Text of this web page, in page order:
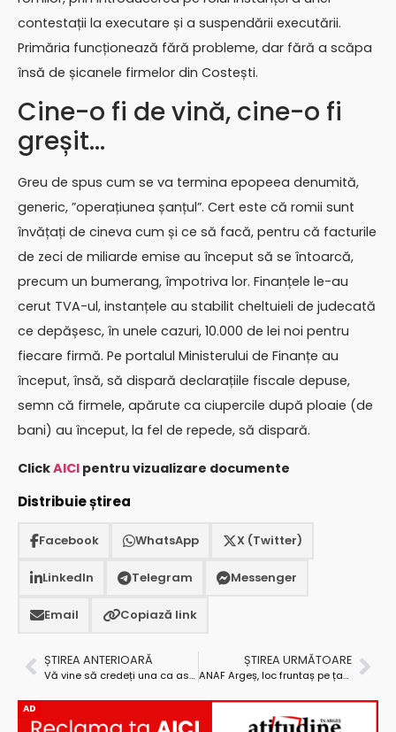
contestații la executare și a suspendării executării.
Primăria funcționează fără probleme, dar fără a scăpa
însă de șicanele firmelor din Costești.
Cine-o fi de vină, cine-o fi
greșit…
Greu de spus cum se va termina epopeea denumită,
generic, ”operațiunea șanțul”. Cert este că romii sunt
învățați de cineva cum și ce să facă, pentru că facturile
de zeci de miliarde emise au început să se întoarcă,
precum un bumerang, împotriva lor. Finanțele le-au
cerut TVA-ul, instanțele au stabilit cheltuieli de judecată
ce depășesc, în unele cazuri, 10.000 de lei noi pentru
fiecare firmă. Pe portalul Ministerului de Finanțe au
început, însă, să dispară declarațiile fiscale depuse,
semn că firmele, apărute ca ciupercile după ploaie (de
bani) au început, la fel de repede, să dispară.
ClickAICI pentru vizualizare documente
Distribuie știrea
Facebook WhatsApp X (Twitter)
LinkedIn Telegram Messenger
Email Copiază link
ȘTIREA ANTERIOARĂ
Vă vine să credeți una ca asta? CNANDR licitează pentru servicii de consultanță în vederea concesionării spațiilor de servicii de pe Autostrada Pitești-Sibiu-Nădlac!
ȘTIREA URMĂTOARE
ANAF Argeș, loc fruntaș pe țară
AD